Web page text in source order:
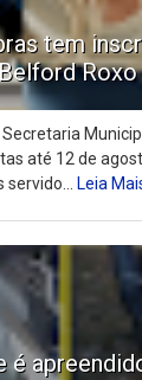
tem
Roxo
Secretaria
até 12 de
Leia
é